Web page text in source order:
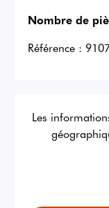
Nombre de
Référence :
Les